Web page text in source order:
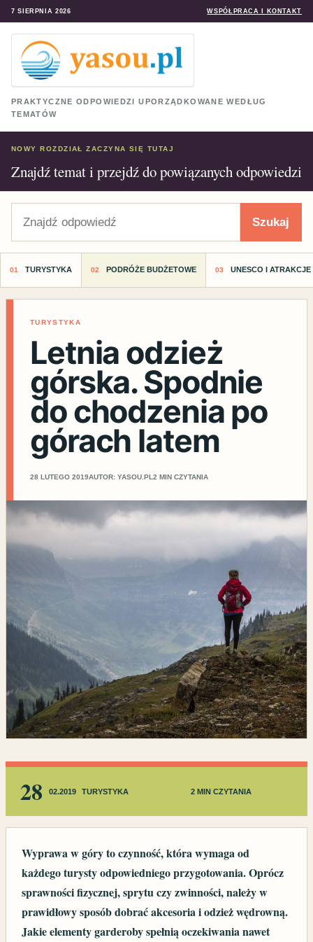
7 SIERPNIA 2026 WSPÓŁPRACA I KONTAKT
PRAKTYCZNE ODPOWIEDZI UPORZĄDKOWANE WEDŁUG
TEMATÓW
NOWY ROZDZIAŁ ZACZYNA SIĘ TUTAJ
Znajdź temat i przejdź do powiązanych odpowiedzi
Szukaj
TURYSTYKA PODRÓŻE BUDŻETOWE UNESCO I
TURYSTYKA
Letnia odzież
górska. Spodnie
do chodzenia po
górach latem
28 LUTEGO 2019AUTOR: YASOU.PL 2 MIN CZYTANIA
28 02.2019 TURYSTYKA 2 MIN CZYTANIA
Wyprawa w góry to czynność, która wymaga od
każdego turysty odpowiedniego przygotowania. Oprócz
sprawności fizycznej, sprytu czy zwinności, należy w
prawidłowy sposób dobrać akcesoria i odzież wędrowną.
Jakie elementy garderoby spełnią oczekiwania nawet